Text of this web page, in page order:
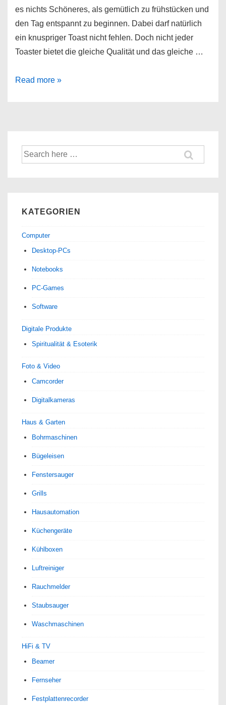
es nichts Schöneres, als gemütlich zu frühstücken und
den Tag entspannt zu beginnen. Dabei darf natürlich
ein knuspriger Toast nicht fehlen. Doch nicht jeder
Toaster bietet die gleiche Qualität und das gleiche …
Philips
Read more »
Suche
KATEGORIEN
Computer
Desktop-PCs
Notebooks
PC-Games
Software
Digitale Produkte
Spiri­tua­lität & Esoterik
Foto & Video
Camcorder
Digitalkameras
Haus & Garten
Bohrmaschinen
Bügeleisen
Fenstersauger
Grills
Hausautomation
Küchengeräte
Kühlboxen
Luftreiniger
Rauchmelder
Staubsauger
Waschmaschinen
HiFi & TV
Beamer
Fernseher
Festplattenrecorder